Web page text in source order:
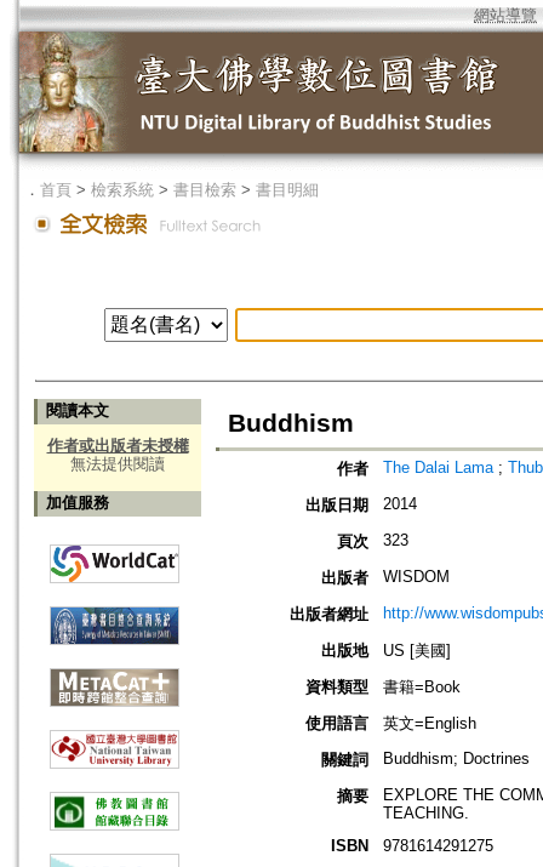
網站導覽
． 首頁 > 檢索系統 > 書目檢索 > 書目明細
閱讀本文
作者或出版者未授權
無法提供閱讀
加值服務
Buddhism
作者 The Dalai Lama ;
出版日期 2014
頁次 323
出版者 WISDOM
出版者網址 http://
出版地
US [美國]
資料類型
書籍=Book
使用語言
英文=English
關鍵詞
Buddhism; Doctrines
摘要
EXPLORE THE
TEACHING.
ISBN
9781614291275